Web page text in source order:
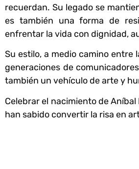
recuerdan. Su legado se
es también una forma de
enfrentar la vida con dignidad,
Su estilo, a medio camino entre
generaciones de
también un vehículo de arte y
Celebrar el nacimiento de
han sabido convertir la risa en